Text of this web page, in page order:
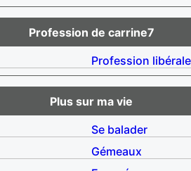
Profession de carrine7
Profession libérale
Plus sur ma vie
Se balader
Gémeaux